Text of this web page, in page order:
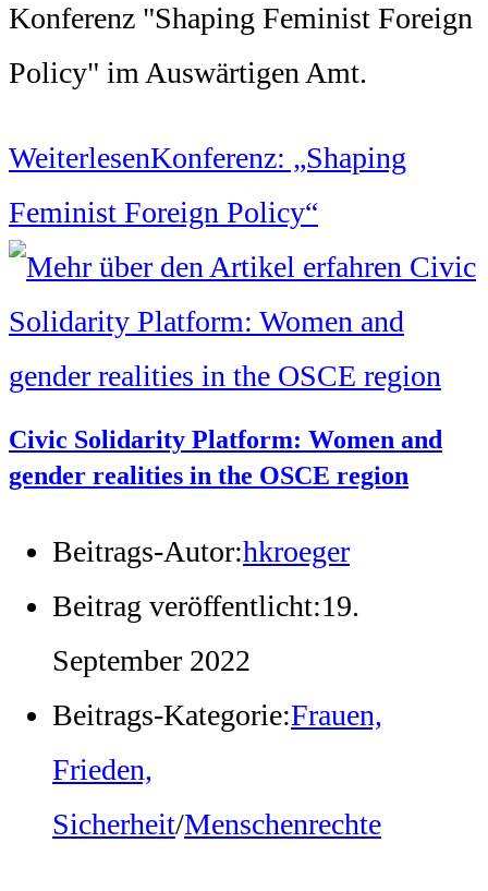
Konferenz "Shaping Feminist Foreign
Policy" im Auswärtigen Amt.
WeiterlesenKonferenz: „Shaping
Feminist Foreign Policy“
Civic Solidarity Platform: Women and
gender realities in the OSCE region
Beitrags-Autor:hkroeger
Beitrag veröffentlicht:19.
September 2022
Beitrags-Kategorie:Frauen,
Frieden,
Sicherheit/Menschenrechte